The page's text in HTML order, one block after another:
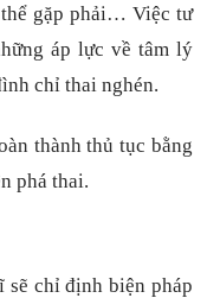
gặp phải… Việc tư
áp lực về tâm lý
chỉ thai nghén.
thành thủ tục bằng
phá thai.
sẽ chỉ định biện pháp